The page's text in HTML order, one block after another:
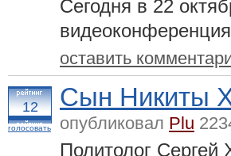
Сегодня в 22
оставить
12
голосовать
Сын Никиты
опубликовал Plu
Политолог